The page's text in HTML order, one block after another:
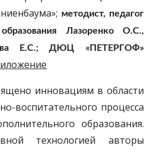
методист, педагог
Лазоренко О.С.,
Е.С.; ДЮЦ «ПЕТЕРГОФ»
инновациям в области
воспитательного процесса
образования.
технологией авторы